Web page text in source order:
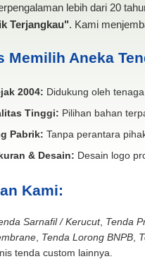
lebih dari 20
Terjangkau". Kami
Memilih Aneka
2004: Didukung oleh
Tinggi: Pilihan bahan
Pabrik: Tanpa perantara
& Desain: Desain logo
Kami:
Sarnafil / Kerucut, Tenda
, Tenda Lorong BNPB,
tenda custom lainnya.